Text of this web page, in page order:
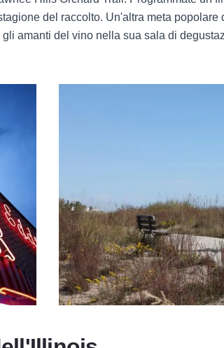
del raccolto. Un'altra meta popolare
amanti del vino nella sua sala di